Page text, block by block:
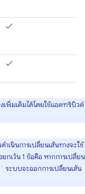
✓
✓
พิ่มเติมได้โดยใช้แอตทริบิวต์
ำเนินการเปลี่ยนเส้นทางจะใช้
กเว้น 1 ข้อคือ หากการเปลี่ยน
ระบบจะออกการเปลี่ยนเส้น